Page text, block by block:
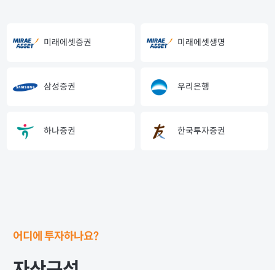
미래에셋증권 미래에셋생명
삼성증권 우리은행
하나증권 한국투자증권
어디에 투자하나요?